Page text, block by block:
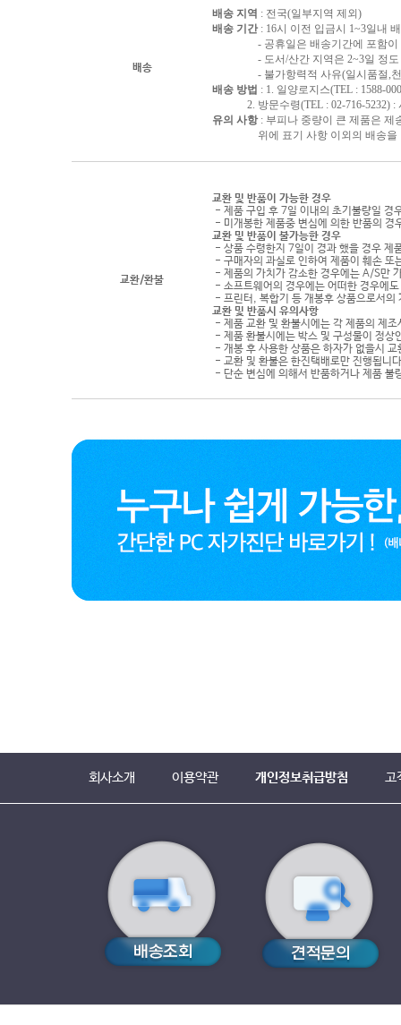
배송
배송 지역 : 전국(일부지역 제외)
배송 기간 : 16시 이전 입금시 1~3일내
- 공휴일은 배송기간에 포함이
- 도서/산간 지역은 2~3일 정도
- 불가항력적 사유(일시품절,천재
배송 방법 : 1. 일양로지스(TEL : 1588-
2. 방문수령(TEL : 02-716-5232) :
유의 사항: 부피나 중량이 큰 제품은 제
위에 표기 사항 이외의 배송을 원
교환/환불
교환 및 반품이 가능한 경우
- 제품 구입 후 7일 이내의 초기불량일 경
- 미개봉한 제품중 변심에 의한 반품의 경
교환 및 반품이 불가능한 경우
- 상품 수령한지 7일이 경과 했을 경우 제
- 구매자의 과실로 인하여 제품이 훼손 또
- 제품의 가치가 감소한 경우에는 A/S만
- 소프트웨어의 경우에는 어떠한 경우에
- 프린터, 복합기 등 개봉후 상품으로서의
교환 및 반품시 유의사항
- 제품 교환 및 환불시에는 각 제품의 제
- 제품 환불시에는 박스 및 구성물이 정상
- 개봉 후 사용한 상품은 하자가 없을시
- 교환 및 환불은 한진택배로만 진행됩니
- 단순 변심에 의해서 반품하거나 제품
회사소개 이용약관 개인정보취급방침 고